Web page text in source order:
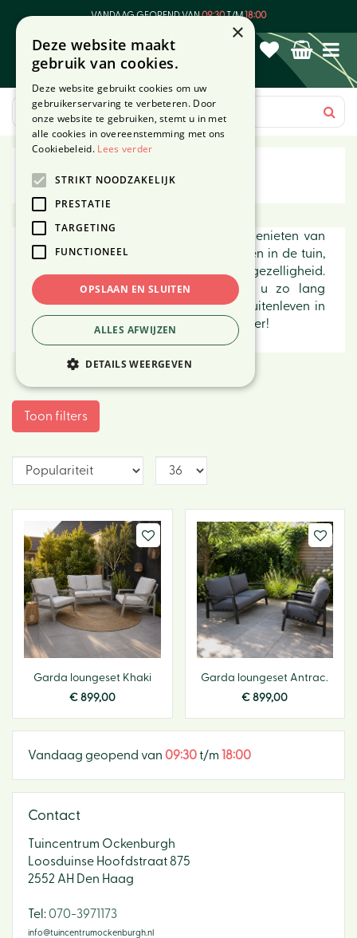
VANDAAG GEOPEND VAN09:30T/M18:00
OnsTuinmeubel
OnsTuinmeubel is voor mensen die genieten van
het leven. Genieten van lange avonden in de tuin,
van de zon op het balkon en van gezelligheid.
OnsTuinmeubel streeft er naar om u zo lang
mogelijk te laten genieten van het buitenleven in
uw eigen tuin of balkon... voor uw plezier!
Toon filters
Garda loungeset Khaki
€ 899,00
Garda loungeset Antrac.
€ 899,00
Vandaag geopend van 09:30t/m 18:00
Contact
Tuincentrum Ockenburgh
Loosduinse Hoofdstraat 875
2552 AH Den Haag
​Tel:070-3971173
info@tuincentrumockenburgh.nl
×
Deze website maakt
gebruik van cookies.
Deze website gebruikt cookies om uw
gebruikerservaring te verbeteren. Door
onze website te gebruiken, stemt u in met
alle cookies in overeenstemming met ons
Cookiebeleid. Lees verder
STRIKT NOODZAKELIJK
PRESTATIE
TARGETING
FUNCTIONEEL
OPSLAAN EN SLUITEN
ALLES AFWIJZEN
DETAILS WEERGEVEN